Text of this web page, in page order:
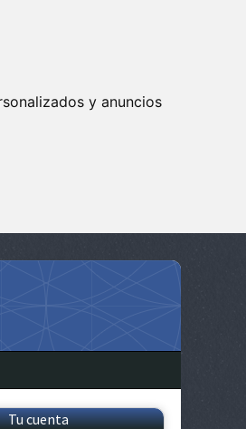
y anuncios
Tu cuenta